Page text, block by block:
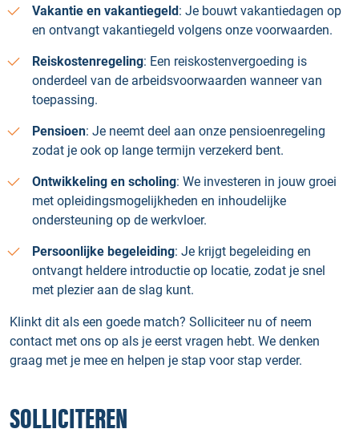
Vakantie en vakantiegeld: Je bouwt vakantiedagen op
en ontvangt vakantiegeld volgens onze voorwaarden.
Reiskostenregeling: Een reiskostenvergoeding is
onderdeel van de arbeidsvoorwaarden wanneer van
toepassing.
Pensioen: Je neemt deel aan onze pensioenregeling
zodat je ook op lange termijn verzekerd bent.
Ontwikkeling en scholing: We investeren in jouw groei
met opleidingsmogelijkheden en inhoudelijke
ondersteuning op de werkvloer.
Persoonlijke begeleiding: Je krijgt begeleiding en
ontvangt heldere introductie op locatie, zodat je snel
met plezier aan de slag kunt.
Klinkt dit als een goede match? Solliciteer nu of neem
contact met ons op als je eerst vragen hebt. We denken
graag met je mee en helpen je stap voor stap verder.
SOLLICITEREN